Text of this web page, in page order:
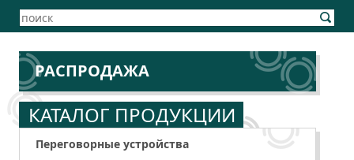
РАСПРОДАЖА
КАТАЛОГ ПРОДУКЦИИ
Переговорные устройства